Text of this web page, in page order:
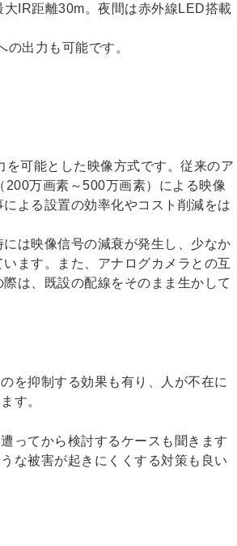
IR距離30m。夜間は赤外線LED搭載
出力も可能です。
可能とした映像方式です。従来のア
万画素～500万画素）による映像
よる設置の効率化やコスト削減をは
は映像信号の減衰が発生し、少なか
ます。また、アナログカメラとの互
は、既設の配線をそのまま生かして
を抑制する効果も有り、人が不在に
す。
ってから検討するケースも聞きます
な被害が起きにくくする対策も良い